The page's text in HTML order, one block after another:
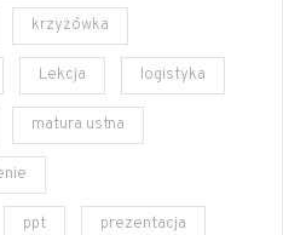
krzyżówka
Lekcja logistyka
matura ustna
ppt prezentacja